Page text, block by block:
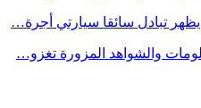
تبادل سائقا سيارتي أجرة…
والشواهد المزورة تغزو…